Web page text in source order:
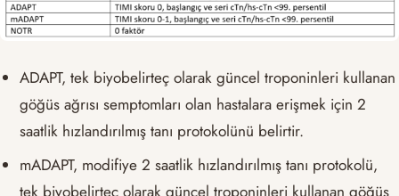
ADAPT, tek biyobelirteç olarak güncel troponinleri kullanan
göğüs ağrısı semptomları olan hastalara erişmek için 2
saatlik hızlandırılmış tanı protokolünü belirtir.
mADAPT, modifiye 2 saatlik hızlandırılmış tanı protokolü,
tek biyobelirteç olarak güncel troponinleri kullanan göğüs